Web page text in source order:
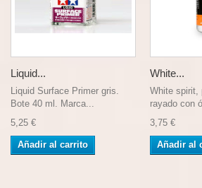
Liquid...
Liquid Surface Primer gris.
Bote 40 ml. Marca...
5,25 €
Añadir al carrito
White...
White spirit,
rayado con
3,75 €
Añadir al